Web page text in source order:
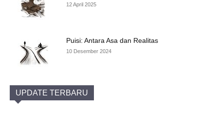
12 April 2025
Puisi: Antara Asa dan Realitas
10 Desember 2024
UPDATE TERBARU